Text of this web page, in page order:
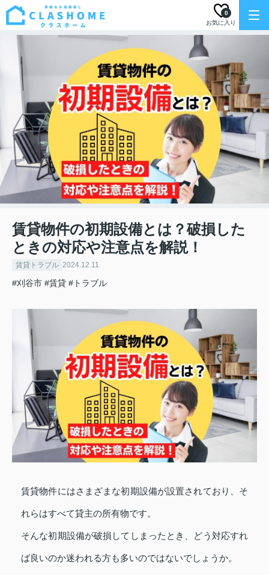
お気に入り
0
賃貸物件の初期設備とは？破損した
ときの対応や注意点を解説！
賃貸トラブル 2024.12.11
#刈谷市 #賃貸 #トラブル
賃貸物件にはさまざまな初期設備が設置されており、そ
れらはすべて貸主の所有物です。
そんな初期設備が破損してしまったとき、どう対応すれ
ば良いのか迷われる方も多いのではないでしょうか。